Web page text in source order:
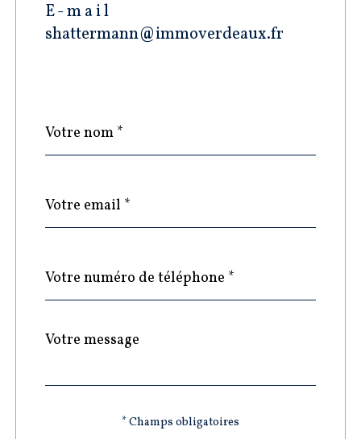
E-mail
shattermann@immoverdeaux.fr
Fieldset
par
*
*
*
Fieldset
défaut
Message
*
Validation* Champs obligatoires